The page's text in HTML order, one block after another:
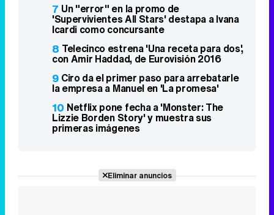
7 Un "error" en la promo de
'Supervivientes All Stars' destapa a Ivana
Icardi como concursante
8 Telecinco estrena 'Una receta para dos',
con Amir Haddad, de Eurovisión 2016
9 Ciro da el primer paso para arrebatarle
la empresa a Manuel en 'La promesa'
10 Netflix pone fecha a 'Monster: The
Lizzie Borden Story' y muestra sus
primeras imágenes
Eliminar anuncios